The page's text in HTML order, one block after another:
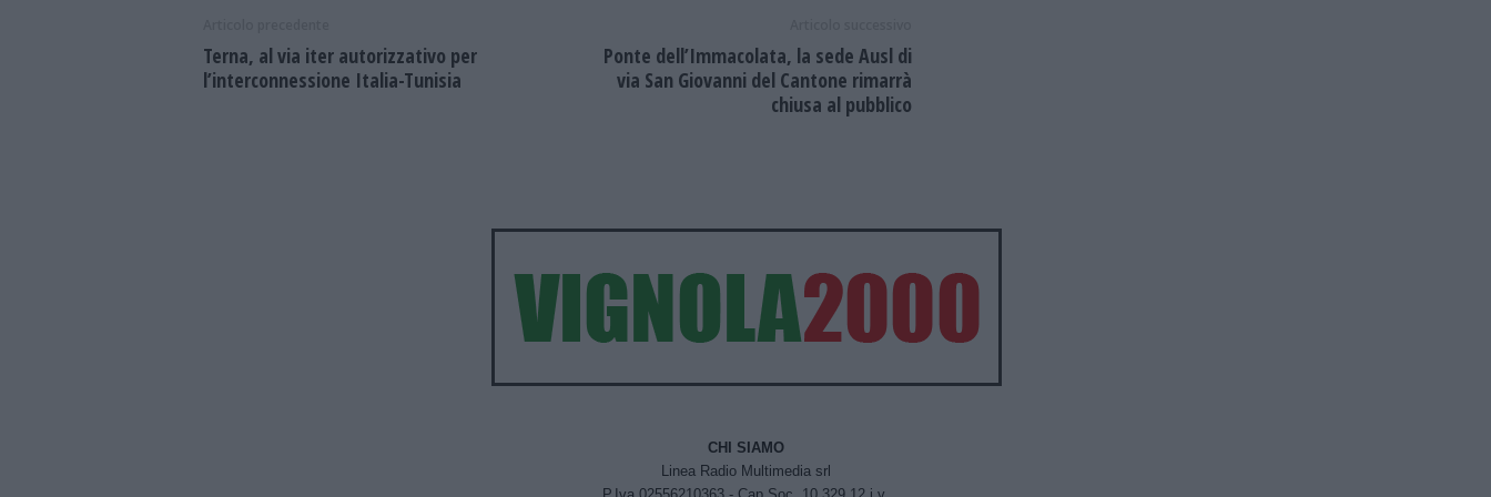
Terna, al via iter autorizzativo per
l’interconnessione Italia-Tunisia
Ponte dell’Immacolata, la sede Ausl di
via San Giovanni del Cantone rimarrà
chiusa al pubblico
CHI SIAMO
Linea Radio Multimedia srl